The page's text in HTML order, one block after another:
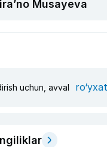
Musayeva
uchun, avval